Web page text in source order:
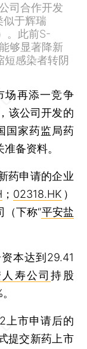
司合作开发
似于辉瑞
。此前S-
够显著降新
短感染者转阴
场再添一竞争
该公司开发的
国家药监局药
备资料。
申请的企业
； 02318.HK ）
（下称“平安盐
本达到29.41
人寿公司持股
市申请后的
提交新药上市